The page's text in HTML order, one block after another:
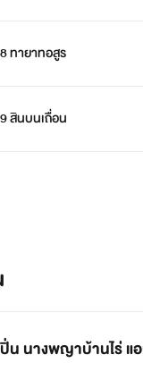
CHAPTER : 8 ทายาทอสูร
CHAPTER : 9 สินบนเถื่อน
น นางพญาบ้านไร่ แ